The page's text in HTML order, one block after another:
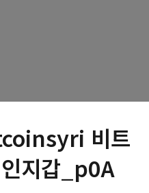
비트
지갑_p0A